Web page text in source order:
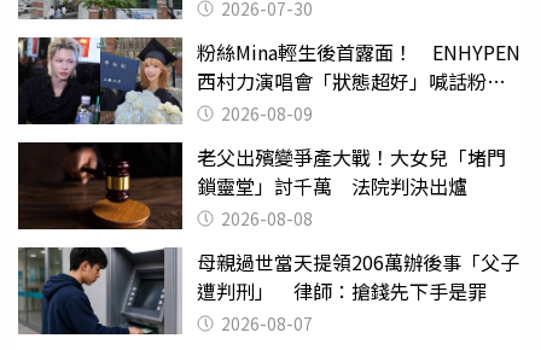
2026-07-30
粉絲Mina輕生後首露面！ ENHYPEN
西村力演唱會「狀態超好」喊話粉
絲：我們心意相通
2026-08-09
老父出殯變爭產大戰！大女兒「堵門
鎖靈堂」討千萬 法院判決出爐
2026-08-08
母親過世當天提領206萬辦後事「父子
遭判刑」 律師：搶錢先下手是罪
2026-08-07